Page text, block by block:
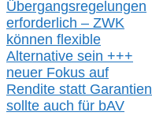
Übergangsregelungen
erforderlich – ZWK
können flexible
Alternative sein +++
neuer Fokus auf
Rendite statt Garantien
sollte auch für bAV